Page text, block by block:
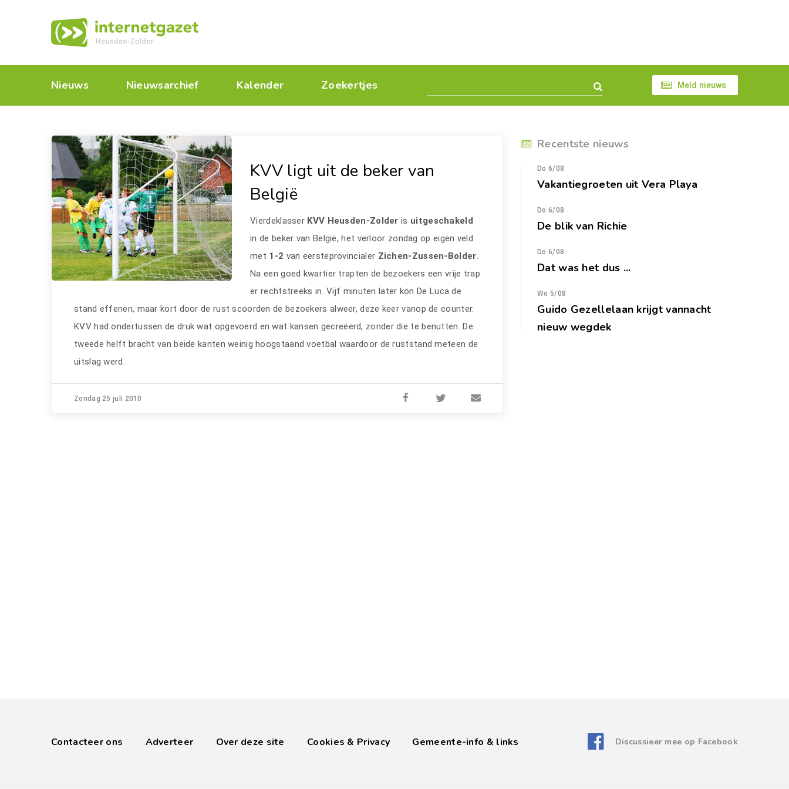
Nieuws Nieuwsarchief Kalender Zoekertjes Meld nieuws
KVV ligt uit de beker van
België
Vierdeklasser KVV Heusden-Zolderis uitgeschakeld
in de beker van België, het verloor zondag op eigen veld
met 1-2 van eersteprovincialer Zichen-Zussen-Bolder.
Na een goed kwartier trapten de bezoekers een vrije trap
er rechtstreeks in. Vijf minuten later kon De Luca de
stand effenen, maar kort door de rust scoorden de bezoekers alweer, deze keer vanop de counter.
KVV had ondertussen de druk wat opgevoerd en wat kansen gecreëerd, zonder die te benutten. De
tweede helft bracht van beide kanten weinig hoogstaand voetbal waardoor de ruststand meteen de
uitslag werd.
Zondag 25 juli 2010
Recentste nieuws
Do 6/08
Vakantiegroeten uit Vera Playa
Do 6/08
De blik van Richie
Do 6/08
Dat was het dus ...
Wo 5/08
Guido Gezellelaan krijgt vannacht
nieuw wegdek
Contacteer ons Adverteer Over deze site Cookies & Privacy Gemeente-info & links Discussieer mee op Facebook